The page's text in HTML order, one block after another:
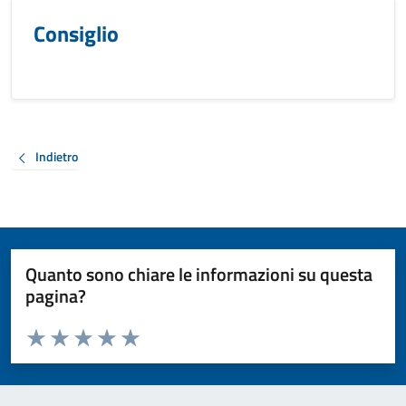
Consiglio
Indietro
Quanto sono chiare le informazioni su questa
pagina?
Valuta da 1 a 5 stelle la pagina
Valuta 5 stelle su 5
Valuta 4 stelle su 5
Valuta 3 stelle su 5
Valuta 2 stelle su 5
Valuta 1 stelle su 5